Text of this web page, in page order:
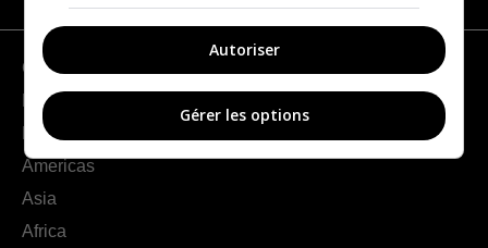
Geography
France
Europe
Americas
Asia
Africa
Autoriser
Gérer les options